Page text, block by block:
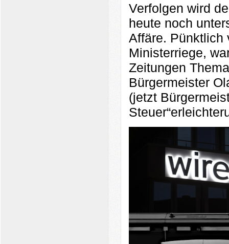
Verfolgen wird
heute noch
Affäre. Pünktlich
Ministerriege,
Zeitungen
Bürgermeister
(jetzt